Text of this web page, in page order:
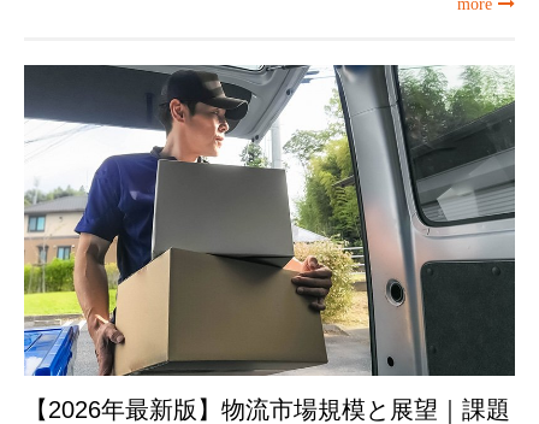
more
【2026年最新版】物流市場規模と展望｜課題